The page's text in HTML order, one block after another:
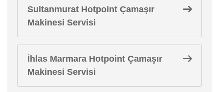
Sultanmurat Hotpoint Çamaşır
Makinesi Servisi
İhlas Marmara Hotpoint Çamaşır
Makinesi Servisi